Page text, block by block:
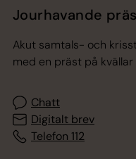
Jourhavande
Akut samtals- och
med en präst på
Chatt
Digitalt brev
Telefon 112